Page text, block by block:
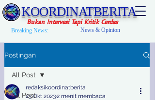
KOORDINATBERITA
Bukan Intervesi Tapi Kritik Cerdas
Breaking News: News & Opinion
Postingan
All Post
All Post
redaksikoordinatberita
23 Okt 20232 menit membaca